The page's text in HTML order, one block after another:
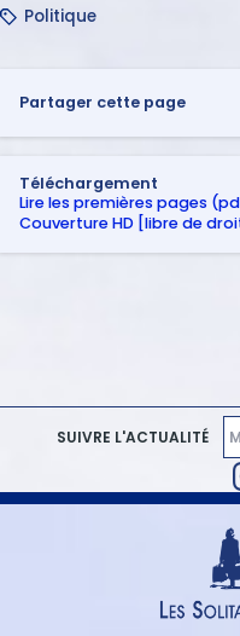
Politique
Partager cette page
Téléchargement
Lire les premières pages
Couverture HD [libre de
SUIVRE L'ACTUALITÉ